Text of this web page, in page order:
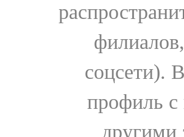
соцсети).
профиль с
другими